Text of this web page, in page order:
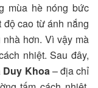
mùa hè nóng bức
độ cao từ ánh nắng
hơn. Vì vậy mà
nhiệt. Sau đây,
Khoa– địa chỉ